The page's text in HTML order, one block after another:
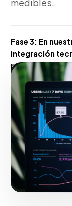
medibles.
Fase 3: En
integración
retorno de
Hacerlo